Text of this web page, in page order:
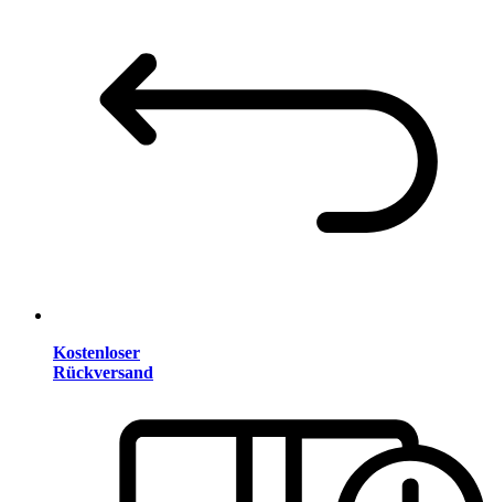
Kostenloser
Rückversand